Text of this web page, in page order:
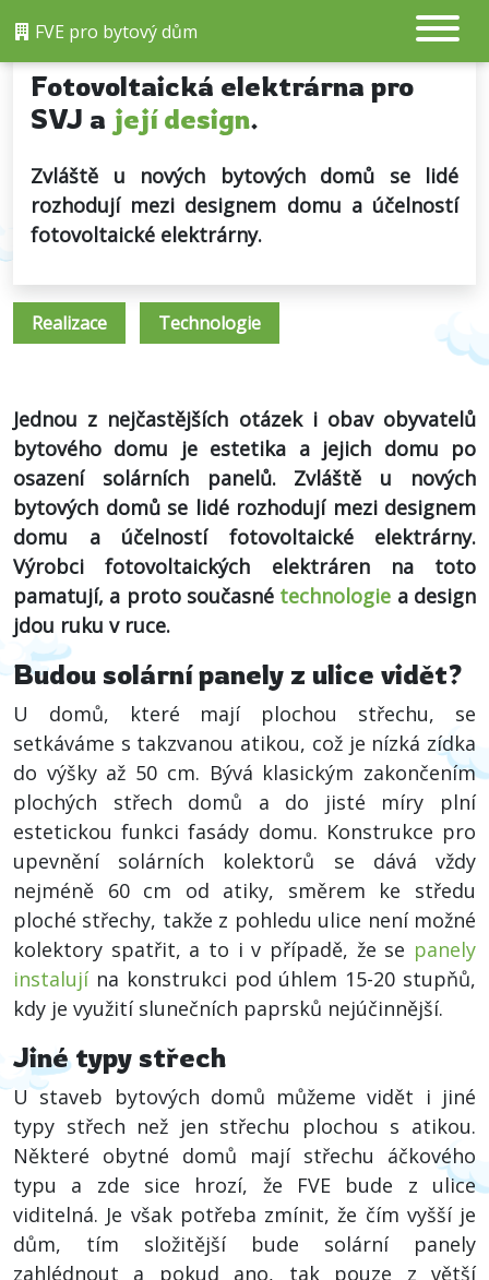
FVE pro bytový dům
Fotovoltaická elektrárna pro
SVJ a její design.
Zvláště u nových bytových domů se lidé
rozhodují mezi designem domu a účelností
fotovoltaické elektrárny.
Realizace Technologie
Jednou z nejčastějších otázek i obav obyvatelů
bytového domu je estetika a jejich domu po
osazení solárních panelů. Zvláště u nových
bytových domů se lidé rozhodují mezi designem
domu a účelností fotovoltaické elektrárny.
Výrobci fotovoltaických elektráren na toto
pamatují, a proto současné technologie a design
jdou ruku v ruce.
Budou solární panely z ulice vidět?
U domů, které mají plochou střechu, se
setkáváme s takzvanou atikou, což je nízká zídka
do výšky až 50 cm. Bývá klasickým zakončením
plochých střech domů a do jisté míry plní
estetickou funkci fasády domu. Konstrukce pro
upevnění solárních kolektorů se dává vždy
nejméně 60 cm od atiky, směrem ke středu
ploché střechy, takže z pohledu ulice není možné
kolektory spatřit, a to i v případě, že se panely
instalují na konstrukci pod úhlem 15-20 stupňů,
kdy je využití slunečních paprsků nejúčinnější.
Jiné typy střech
U staveb bytových domů můžeme vidět i jiné
typy střech než jen střechu plochou s atikou.
Některé obytné domů mají střechu áčkového
typu a zde sice hrozí, že FVE bude z ulice
viditelná. Je však potřeba zmínit, že čím vyšší je
dům, tím složitější bude solární panely
zahlédnout a pokud ano, tak pouze z větší